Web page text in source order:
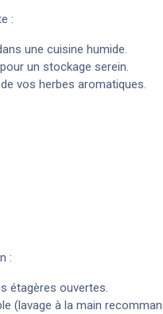
:
une cuisine humide.
un stockage serein.
vos herbes aromatiques.
:
étagères ouvertes.
(lavage à la main